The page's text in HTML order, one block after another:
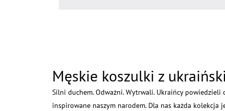
Męskie koszulki z
Silni duchem. Odważni. Wytrwali. Ukraińcy
inspirowane naszym narodem. Dla nas każda